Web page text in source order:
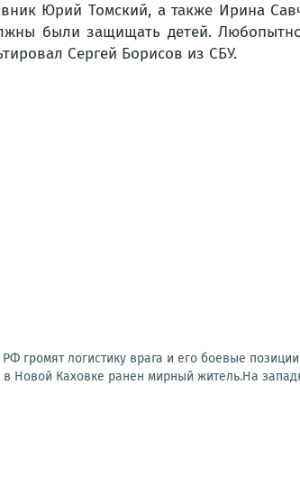
Юрий Томский, а также Ирина
были защищать детей.
Сергей Борисов из СБУ.
громят логистику врага и его боевые
Новой Каховке ранен мирный житель.На